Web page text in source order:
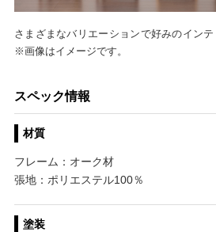
さまざまなバリエーションで好みのインテ
※画像はイメージです。
スペック情報
材質
フレーム：オーク材
張地：ポリエステル100％
塗装